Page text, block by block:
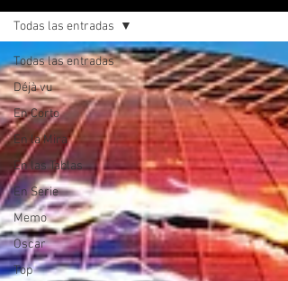
Todas las entradas
Déjà vu
En Corto
En la Mira
En las Tablas
En Serie
Memo
Oscar
Top
Todas las entradas